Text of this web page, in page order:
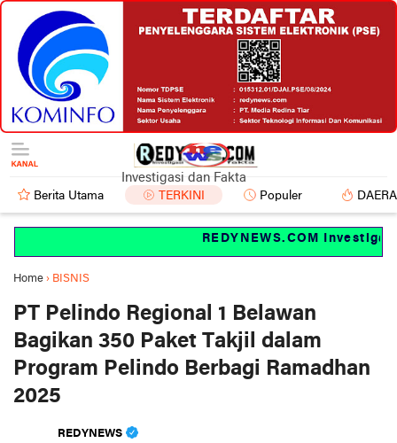
Investigasi dan Fakta
Berita Utama TERKINI Populer
REDYNEWS.COM Investigasi
Home › BISNIS
PT Pelindo Regional 1 Belawan
Bagikan 350 Paket Takjil dalam
Program Pelindo Berbagi Ramadhan
2025
REDYNEWS